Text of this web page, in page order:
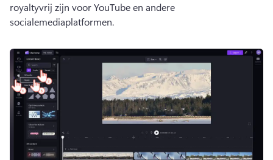
royaltyvrij zijn voor YouTube en andere
socialemediaplatformen.